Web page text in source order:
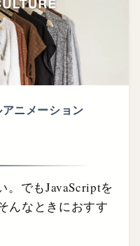
ニメーション
。でもJavaScriptを
んなときにおすす